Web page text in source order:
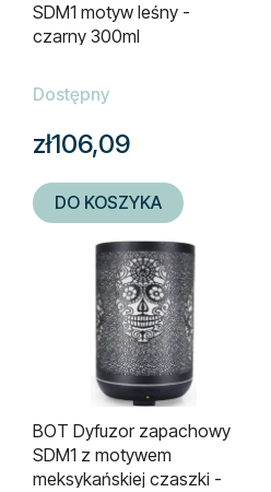
SDM1 motyw leśny -
czarny 300ml
Dostępny
zł106,09
DO KOSZYKA
BOT Dyfuzor zapachowy
SDM1 z motywem
meksykańskiej czaszki -